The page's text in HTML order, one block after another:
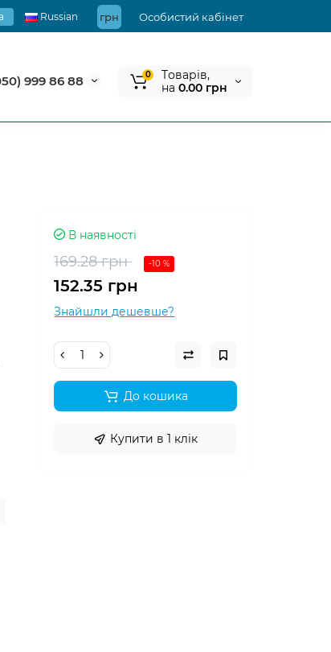
Особистий кабінет
грн
Russian
999 86 88 0
Tоварів,
на 0.00 грн
В наявності
169.28 грн -10 %
152.35 грн
Знайшли дешевше?
До кошика
Купити в 1 клік